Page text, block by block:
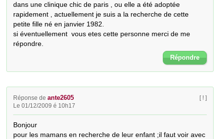
dans une clinique chic de paris , ou elle a été adoptée
rapidement , actuellement je suis a la recherche de cette
petite fille né en janvier 1982.
si éventuellement  vous etes cette personne merci de me
répondre.
Répondre
Réponse deante2605
Le 01/12/2009 é 10h17
[ ! ]
Bonjour
pour les mamans en recherche de leur enfant ;il faut voir avec